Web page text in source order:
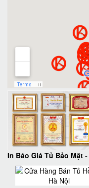
In Báo Giá Tủ Bảo Mật -